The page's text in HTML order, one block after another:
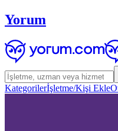
Yorum
Kategorilerİşletme/Kişi Ekle